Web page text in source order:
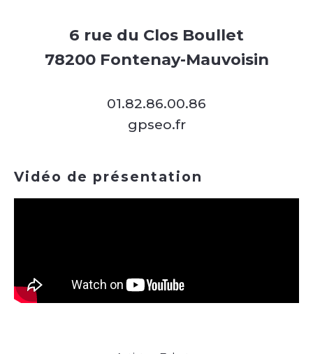
6 rue du Clos Boullet
78200 Fontenay-Mauvoisin
01.82.86.00.86
gpseo.fr
Vidéo de présentation